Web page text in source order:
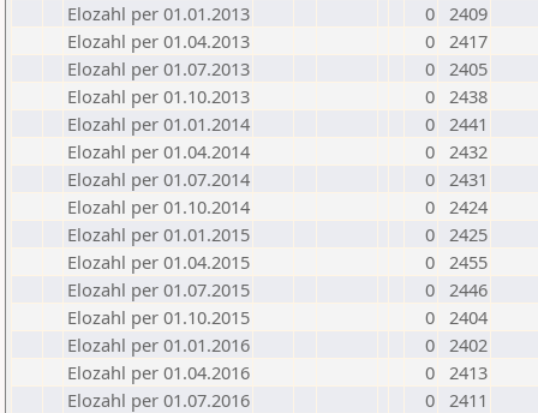
Elozahl per 01.01.2013
0 2409
Elozahl per 01.04.2013
0 2417
Elozahl per 01.07.2013
0 2405
Elozahl per 01.10.2013
0 2438
Elozahl per 01.01.2014
0 2441
Elozahl per 01.04.2014
0 2432
Elozahl per 01.07.2014
0 2431
Elozahl per 01.10.2014
0 2424
Elozahl per 01.01.2015
0 2425
Elozahl per 01.04.2015
0 2455
Elozahl per 01.07.2015
0 2446
Elozahl per 01.10.2015
0 2404
Elozahl per 01.01.2016
0 2402
Elozahl per 01.04.2016
0 2413
Elozahl per 01.07.2016
0 2411